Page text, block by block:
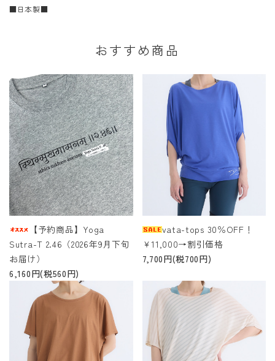
■日本製■
おすすめ商品
【予約商品】Yoga
Sutra-T 2.46（2026年9月下旬
お届け）
6,160円(税560円)
vata-tops 30％OFF！
￥11,000→割引価格
7,700円(税700円)